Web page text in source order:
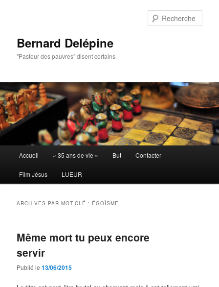
Bernard Delépine
"Pasteur des pauvres" disent certains
principal
Accueil « 35 ans de vie » But Contacter
Film Jésus LUEUR
ARCHIVES PAR MOT-CLÉ : ÉGOÏSME
Même mort tu peux encore
servir
Publié le13/06/2015